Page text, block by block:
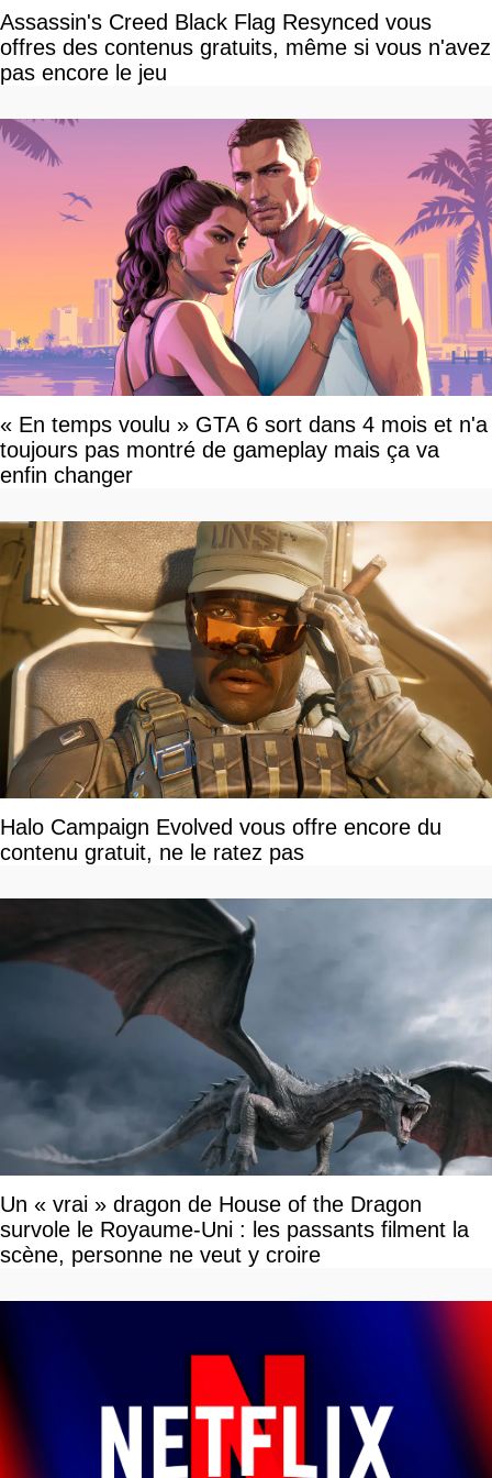
Assassin's Creed Black Flag Resynced vous
offres des contenus gratuits, même si vous n'avez
pas encore le jeu
« En temps voulu » GTA 6 sort dans 4 mois et n'a
toujours pas montré de gameplay mais ça va
enfin changer
Halo Campaign Evolved vous offre encore du
contenu gratuit, ne le ratez pas
Un « vrai » dragon de House of the Dragon
survole le Royaume-Uni : les passants filment la
scène, personne ne veut y croire